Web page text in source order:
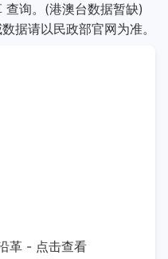
查询。(港澳台数据暂缺)
据请以民政部官网为准。
革 - 点击查看